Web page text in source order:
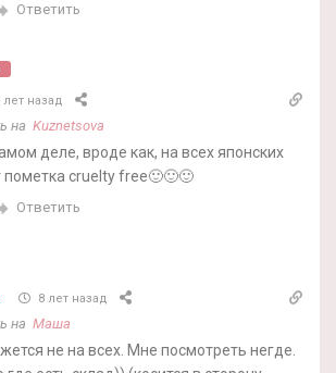
Ответить
лет назад
на Kuznetsova
деле, вроде как, на всех японских
пометка cruelty free🙂🙂🙂
Ответить
8 лет назад
на Маша
не на всех. Мне посмотреть негде.